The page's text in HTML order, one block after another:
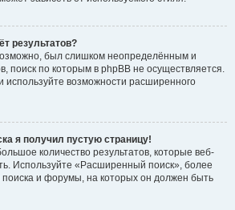
результатов?
был слишком неопределённым и
поиск по которым в phpBB не осуществляется.
используйте возможности расширенного
я получил пустую страницу!
количество результатов, которые веб-
Используйте «Расширенный поиск», более
поиска и форумы, на которых он должен быть